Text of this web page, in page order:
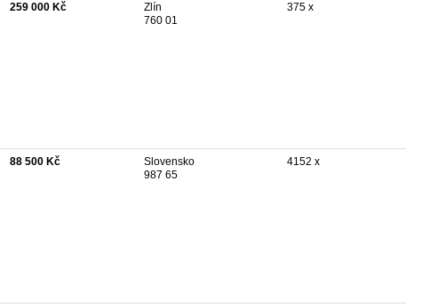
259 000 Kč
Zlín
760 01
375 x
88 500 Kč
Slovensko
987 65
4152 x